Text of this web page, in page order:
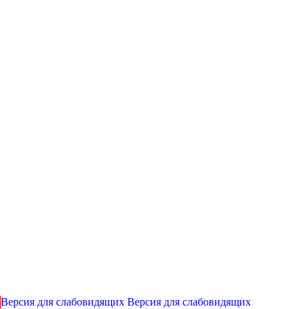
Версия для слабовидящихВерсия для слабовидящих